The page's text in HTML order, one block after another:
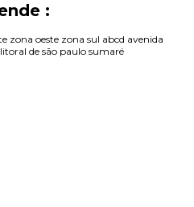
:
zona oeste zona sul abcd avenida
litoral de são paulo sumaré